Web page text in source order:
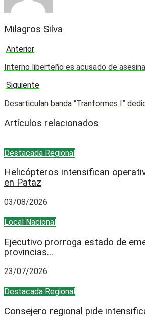
Milagros Silva
Anterior
Interno liberteño es acusado de
Siguiente
Desarticulan banda “Tranformes I”
Artículos relacionados
Destacada Regional
Helicópteros intensifican
en Pataz
03/08/2026
Local Nacional
Ejecutivo prorroga estado de
provincias...
23/07/2026
Destacada Regional
Consejero regional pide